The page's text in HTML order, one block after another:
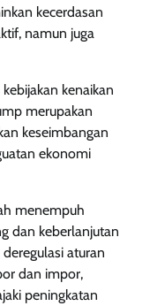
kecerdasan
namun juga
kenaikan
merupakan
keseimbangan
ekonomi
menempuh
dan keberlanjutan
aturan
dan impor,
peningkatan